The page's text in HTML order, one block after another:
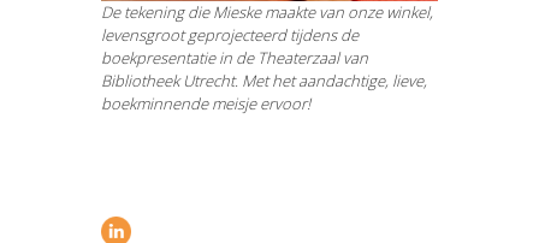
De tekening die Mieske maakte van onze winkel,
levensgroot geprojecteerd tijdens de
boekpresentatie in de Theaterzaal van
Bibliotheek Utrecht. Met het aandachtige, lieve,
boekminnende meisje ervoor!